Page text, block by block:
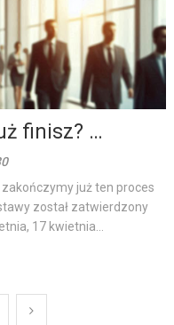
finisz? …
już ten proces
został zatwierdzony
17 kwietnia...